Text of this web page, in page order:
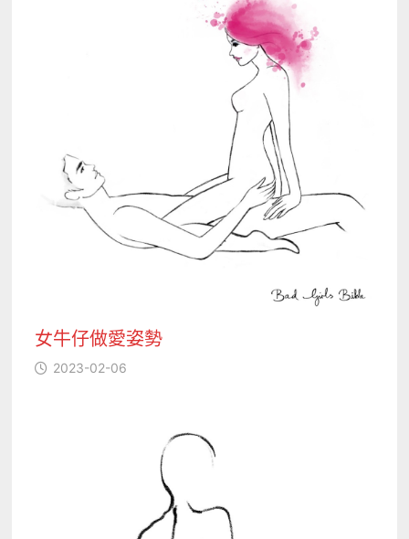
女牛仔做愛姿勢
2023-02-06